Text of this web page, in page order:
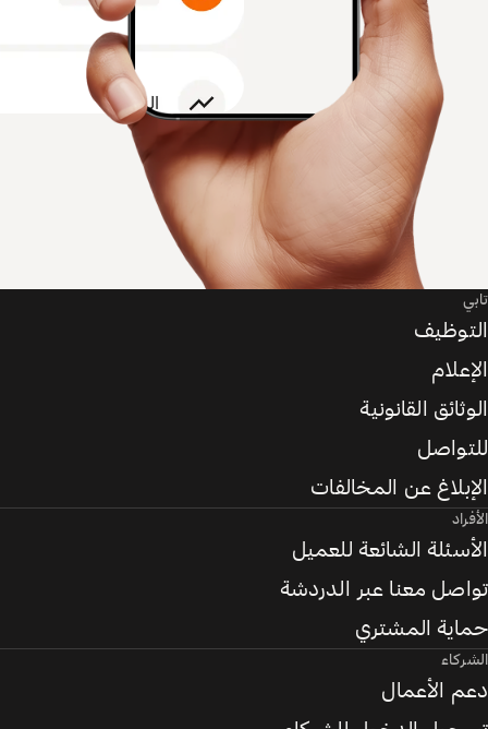
تابي
التوظيف
الإعلام
الوثائق القانونية
للتواصل
الإبلاغ عن المخالفات
الأفراد
الأسئلة الشائعة للعميل
تواصل معنا عبر الدردشة
حماية المشتري
الشركاء
دعم الأعمال